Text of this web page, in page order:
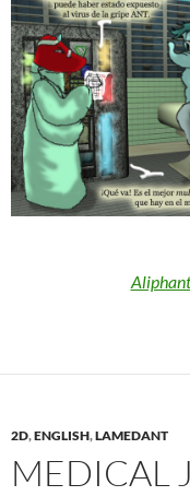
2D,ENGLISH,LAMEDANT
MEDICAL